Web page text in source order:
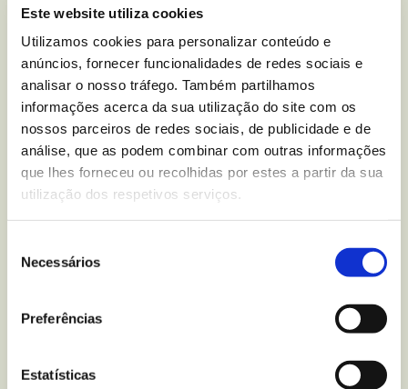
Este website utiliza cookies
Utilizamos cookies para personalizar conteúdo e
anúncios, fornecer funcionalidades de redes sociais e
analisar o nosso tráfego. Também partilhamos
informações acerca da sua utilização do site com os
nossos parceiros de redes sociais, de publicidade e de
análise, que as podem combinar com outras informações
que lhes forneceu ou recolhidas por estes a partir da sua
utilização dos respetivos serviços.
Necessários
Preferências
Estatísticas
atividades paralelas em que as crianças podem
aproximar-se e tocar nos instrumentos.
É uma proposta fantástica para desligar da rotina
diária, para além de que a música traz imensos
benefícios para a mente de todos. Ajudamos os mais
pequenos a despertar o seu lado sensorial e
emocional, a desenvolver o seu cérebro, a melhorar a
Lugares temáticos e personalizados
À medida que crescem, as crianças vão vincando a
entusiasmar será passar o dia em família em lugares